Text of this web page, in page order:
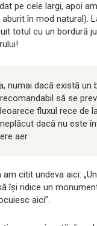
pe cele largi, apoi
în mod natural).
totul cu un bordură
numai dacă există un
să se
fluxul rece de
dacă nu este
aer
citit undeva aici:
își ridice un
aici”.